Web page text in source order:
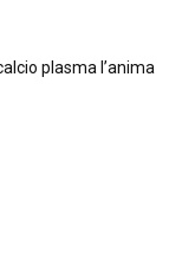
plasma l’anima